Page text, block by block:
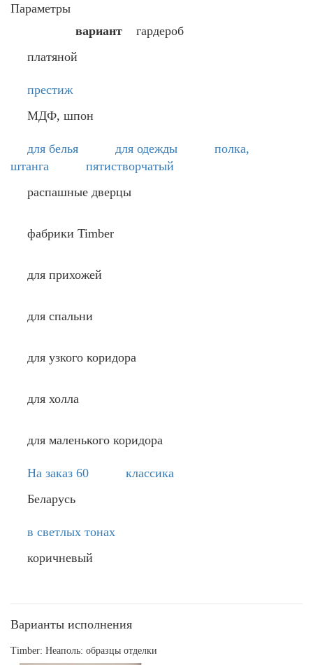
Параметры
вариант
гардероб
платяной
престиж
МДФ, шпон
для белья для одежды
полка,
штанга
пятистворчатый
распашные дверцы
фабрики Timber
для прихожей
для спальни
для узкого коридора
для холла
для маленького коридора
На заказ 60
классика
Беларусь
в светлых тонах
коричневый
Варианты исполнения
Timber: Неаполь: образцы отделки